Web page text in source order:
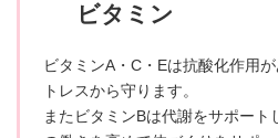
ビタミン
ビタミンA・C・Eは抗酸化作用
トレスから守ります。
またビタミンBは代謝をサポー